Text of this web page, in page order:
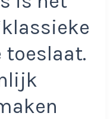
toeslaat.